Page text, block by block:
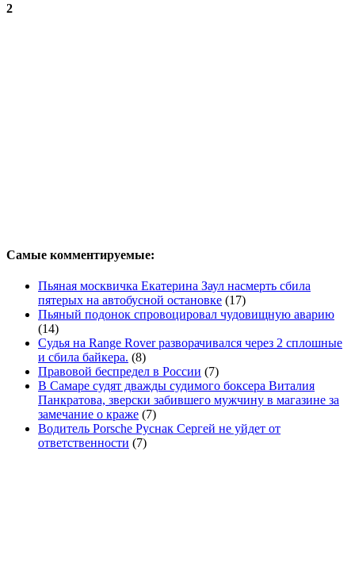
2
Самые комментируемые:
Пьяная москвичка Екатерина Заул насмерть сбила
пятерых на автобусной остановке (17)
Пьяный подонок спровоцировал чудовищную аварию
(14)
Судья на Range Rover разворачивался через 2 сплошные
и сбила байкера. (8)
Правовой беспредел в России (7)
В Самаре судят дважды судимого боксера Виталия
Панкратова, зверски забившего мужчину в магазине за
замечание о краже (7)
Водитель Porsche Руснак Сергей не уйдет от
ответственности (7)